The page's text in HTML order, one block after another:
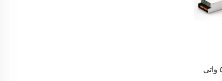
پاشەکەی سێرڤەری ٥٥٠٠ واتی OCP